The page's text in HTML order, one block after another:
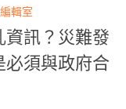
輯室
資訊？災難發
必須與政府合